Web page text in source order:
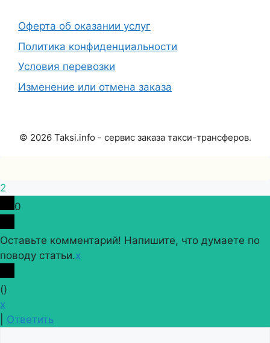
Оферта об оказании услуг
Политика конфиденциальности
Условия перевозки
Изменение или отмена заказа
© 2026 Taksi.info - сервис заказа такси-трансферов.
2
0
Оставьте комментарий! Напишите, что думаете по
поводу статьи.x
()
x
Ответить